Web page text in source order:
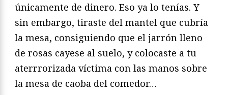
únicamente de dinero. Eso ya lo tenías. Y
sin embargo, tiraste del mantel que cubría
la mesa, consiguiendo que el jarrón lleno
de rosas cayese al suelo, y colocaste a tu
aterrrorizada víctima con las manos sobre
la mesa de caoba del comedor…